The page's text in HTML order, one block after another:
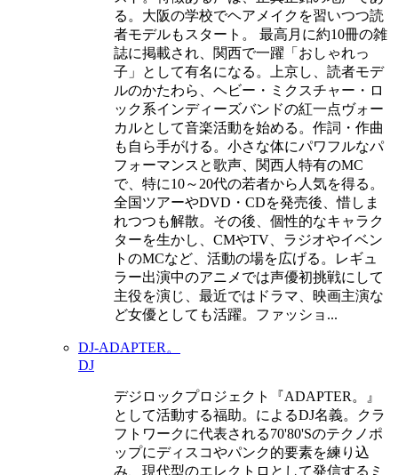
る。大阪の学校でヘアメイクを習いつつ読
者モデルもスタート。 最高月に約10冊の雑
誌に掲載され、関西で一躍「おしゃれっ
子」として有名になる。上京し、読者モデ
ルのかたわら、ヘビー・ミクスチャー・ロ
ック系インディーズバンドの紅一点ヴォー
カルとして音楽活動を始める。作詞・作曲
も自ら手がける。小さな体にパワフルなパ
フォーマンスと歌声、関西人特有のMC
で、特に10～20代の若者から人気を得る。
全国ツアーやDVD・CDを発売後、惜しま
れつつも解散。その後、個性的なキャラク
ターを生かし、CMやTV、ラジオやイベン
トのMCなど、活動の場を広げる。レギュ
ラー出演中のアニメでは声優初挑戦にして
主役を演じ、最近ではドラマ、映画主演な
ど女優としても活躍。ファッショ...
DJ-ADAPTER。
DJ
デジロックプロジェクト『ADAPTER。』
として活動する福助。によるDJ名義。クラ
フトワークに代表される70'80'Sのテクノポ
ップにディスコやパンク的要素を練り込
み、現代型のエレクトロとして発信するミ